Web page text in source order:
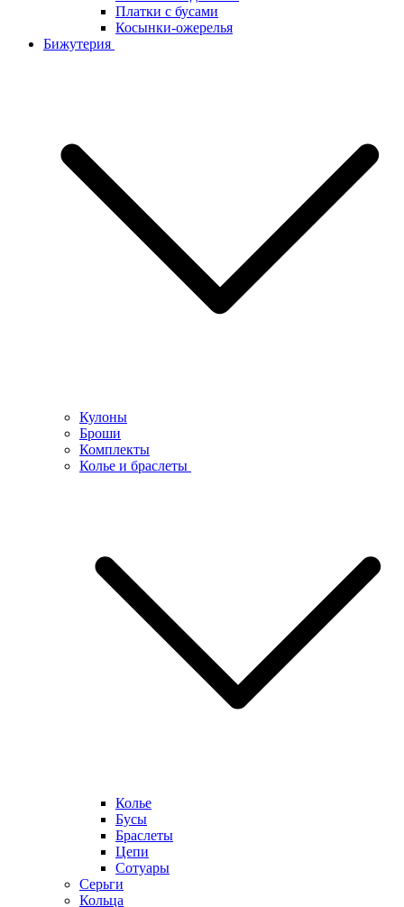
Платки с бусами
Косынки-ожерелья
Бижутерия
Кулоны
Броши
Комплекты
Колье и браслеты
Колье
Бусы
Браслеты
Цепи
Сотуары
Серьги
Кольца